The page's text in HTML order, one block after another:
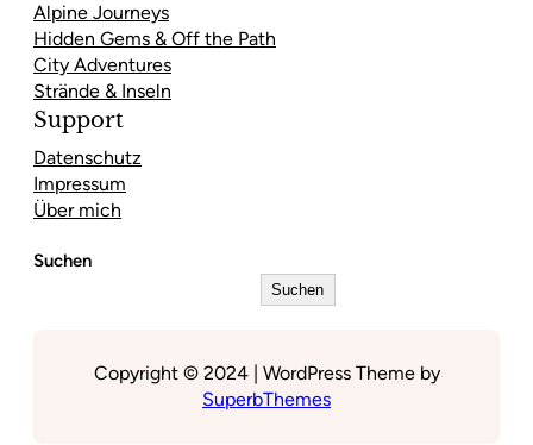
Alpine Journeys
Hidden Gems & Off the Path
City Adventures
Strände & Inseln
Support
Datenschutz
Impressum
Über mich
Suchen
Suchen
Copyright © 2024 | WordPress Theme by
SuperbThemes